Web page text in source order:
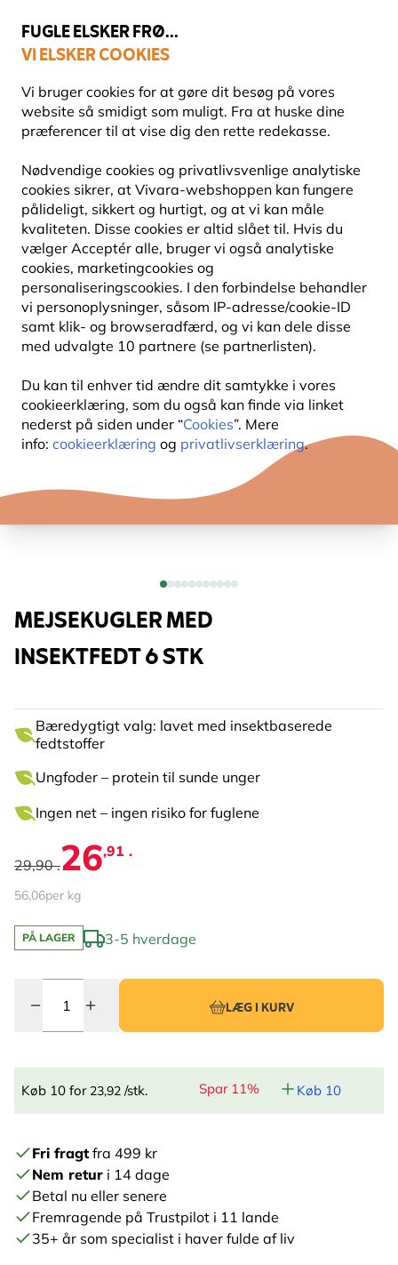
FUGLE ELSKER FRØ...
VI ELSKER COOKIES
Vi bruger cookies for at gøre dit besøg på vores
website så smidigt som muligt. Fra at huske dine
præferencer til at vise dig den rette redekasse.
Nødvendige cookies og privatlivsvenlige analytiske
cookies sikrer, at Vivara-webshoppen kan fungere
pålideligt, sikkert og hurtigt, og at vi kan måle
kvaliteten. Disse cookies er altid slået til. Hvis du
vælger Acceptér alle, bruger vi også analytiske
cookies, marketingcookies og
personaliseringscookies. I den forbindelse behandler
vi personoplysninger, såsom IP-adresse/cookie-ID
samt klik- og browseradfærd, og vi kan dele disse
med udvalgte 10 partnere (se partnerlisten).
Du kan til enhver tid ændre dit samtykke i vores
cookieerklæring, som du også kan finde via linket
nederst på siden under “Cookies”. Mere
info: cookieerklæring og privatlivserklæring.
Topbedømt i 11 lande
Fri fragt over 499 kr.
10% RABAT
MEJSEKUGLER MED
INSEKTFEDT 6 STK
Bæredygtigt valg: lavet med insektbaserede
fedtstoffer
Ungfoder – protein til sunde unger
Ingen net – ingen risiko for fuglene
29,90 .26,91 .
56,06per kg
PÅ LAGER 3-5 hverdage
LÆG I KURV
Køb 10 for 23,92 /stk. Spar 11% Køb 10
Fri fragtfra 499 kr
Nem retur i 14 dage
Betal nu eller senere
Fremragende på Trustpilot i 11 lande
35+ år som specialist i haver fulde af liv